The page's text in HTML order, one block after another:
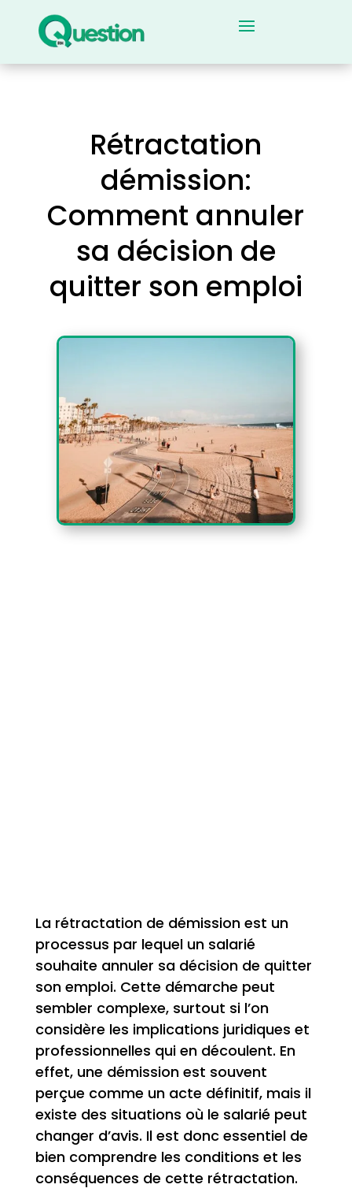
Rétractation
démission:
Comment annuler
sa décision de
quitter son emploi
La rétractation de démission est un
processus par lequel un salarié
souhaite annuler sa décision de quitter
son emploi. Cette démarche peut
sembler complexe, surtout si l’on
considère les implications juridiques et
professionnelles qui en découlent. En
effet, une démission est souvent
perçue comme un acte définitif, mais il
existe des situations où le salarié peut
changer d’avis. Il est donc essentiel de
bien comprendre les conditions et les
conséquences de cette rétractation.